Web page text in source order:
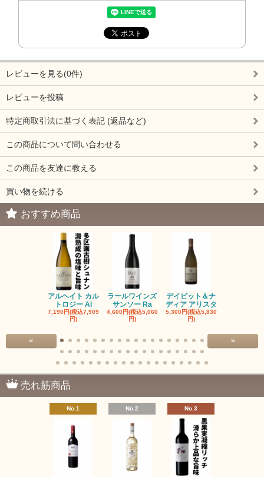
レビューを見る(0件)
レビューを投稿
特定商取引法に基づく表記 (返品など)
この商品について問い合わせる
この商品を友達に教える
買い物を続ける
おすすめ商品
アルヘイト カル
トロジー Al
7,190円(税込7,909
円)
ラールワインズ
サンソー Ra
4,600円(税込5,060
円)
デイビット＆ナ
ディア アリスタ
5,300円(税込5,830
円)
< >
売れ筋商品
No.1 No.2 No.3